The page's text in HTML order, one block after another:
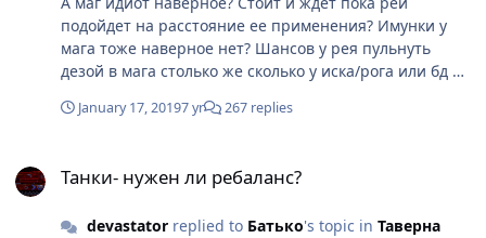
подойдет на расстояние ее применения? Имунки у
мага тоже наверное нет? Шансов у рея пульнуть
дезой в мага столько же сколько у иска/рога или бд их
January 17, 20197 yr 267 replies
Танки- нужен ли ребаланс?
devastatorreplied to Батько's topic in Таверна